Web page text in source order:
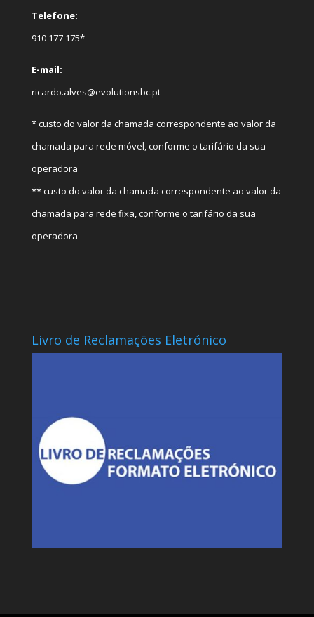
Telefone:
910 177 175*
E-mail:
ricardo.alves@evolutionsbc.pt
* custo do valor da chamada correspondente ao valor da
chamada para rede móvel, conforme o tarifário da sua
operadora
** custo do valor da chamada correspondente ao valor da
chamada para rede fixa, conforme o tarifário da sua
operadora
Livro de Reclamações Eletrónico